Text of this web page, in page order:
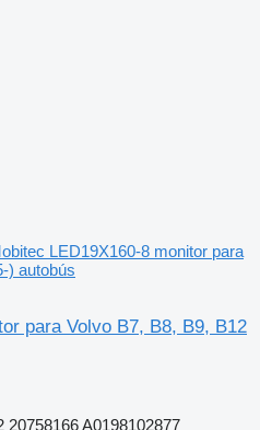
LED19X160-8 monitor para
) autobús
para Volvo B7, B8, B9, B12
20758166 A0198102877